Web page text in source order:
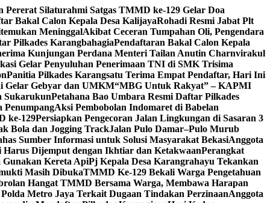
Pererat Silaturahmi Satgas TMMD ke-129 Gelar Doa
Bakal Calon Kepala Desa KalijayaRohadi Resmi Jabat Plt
MeninggalAkibat Ceceran Tumpahan Oli, Pengendara
Pilkades KarangbahagiaPendaftaran Bakal Calon Kepala
Kunjungan Perdana Menteri Tailan Anutin Charnvirakul
Gelar Penyuluhan Penerimaan TNI di SMK Trisima
Panitia Pilkades Karangsatu Terima Empat Pendaftar, Hari Ini
Gelar Gebyar dan UMKM“MBG Untuk Rakyat” – KAPMI
SukarukunPetahana Bao Umbara Resmi Daftar Pilkades
PenumpangAksi Pembobolan Indomaret di Babelan
ke-129Persiapkan Pengecoran Jalan Lingkungan di Sasaran 3
Bola dan Jogging TrackJalan Pulo Damar–Pulo Murub
Sumber Informasi untuk Solusi Masyarakat BekasiAnggota
Harus Dijemput dengan Ikhtiar dan KetakwaanPerangkat
Gunakan Kereta ApiPj Kepala Desa Karangrahayu Tekankan
Masih DibukaTMMD Ke-129 Bekali Warga Pengetahuan
Hangat TMMD Bersama Warga, Membawa Harapan
Metro Jaya Terkait Dugaan Tindakan PerzinaanAnggota